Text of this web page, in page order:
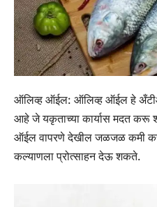
ऑलिव्ह ऑईल: ऑलिव्ह ऑईल हे
आहे जे यकृताच्या कार्यास मदत करू
ऑईल वापरणे देखील जळजळ कमी
कल्याणला प्रोत्साहन देऊ शकते.